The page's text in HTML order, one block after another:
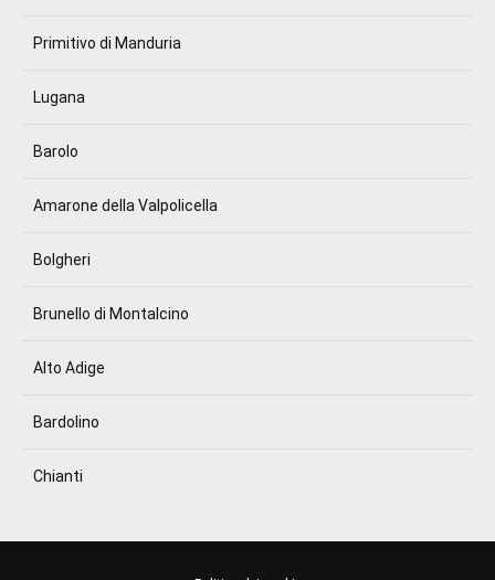
Primitivo di Manduria
Lugana
Barolo
Amarone della Valpolicella
Bolgheri
Brunello di Montalcino
Alto Adige
Bardolino
Chianti